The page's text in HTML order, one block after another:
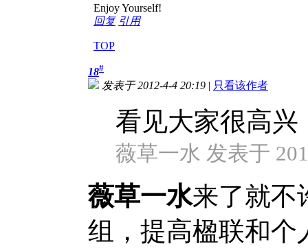
Enjoy Yourself!
回复 引用
TOP
18#
发表于 2012-4-4 20:19 | 只看该作者
看见大家很高兴
薇草一水 发表于
薇草一水来了就不
组，提高楹联和个